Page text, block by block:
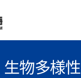
生物多様